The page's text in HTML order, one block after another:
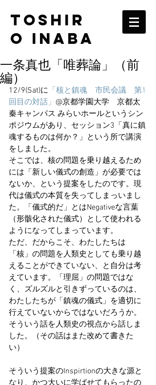
TOSHIR
O INABA
一条真也「唯葬論」（前
編）
12/9(Sat)に 「核と鎮魂　市民会議　第1
回目の対話」 @京都学園大学　京都太
秦キャンパス みらいホールというシン
ポジウムがあり、セッション3「真に鎮
魂するものは何か？」という所で講演
をしました。
そこでは、核の問題を乗り越えるため
には「新しい儀式の創造」が必要では
ないか、という提案をしたのです。現
代は儀式の本質を失ってしまっいまし
た。「儀式的だ」とはNegativeな言葉
（形骸化された儀式）として使われる
ようになってしまっています。
ただ、だからこそ、わたしたちは
「核」の問題を人類史としても乗り越
えることができていない、と自分は考
えています。「理屈」の問題ではな
く、ズルズルと引きずっているのは、
わたしたちが「鎮魂の儀式」を適切に
行えていないからではないだろうか。
そういう話を人類史の視点から話しま
した。（その話はまた改めて書きた
い）
そういう提案のInspirtionの大きな源と
なり、かつ大いに学ばせてもらったの